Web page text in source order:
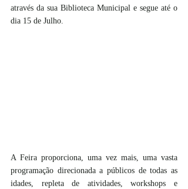
através da sua Biblioteca Municipal e segue até o
dia 15 de Julho.
A Feira proporciona, uma vez mais, uma vasta
programação direcionada a públicos de todas as
idades, repleta de atividades, workshops e